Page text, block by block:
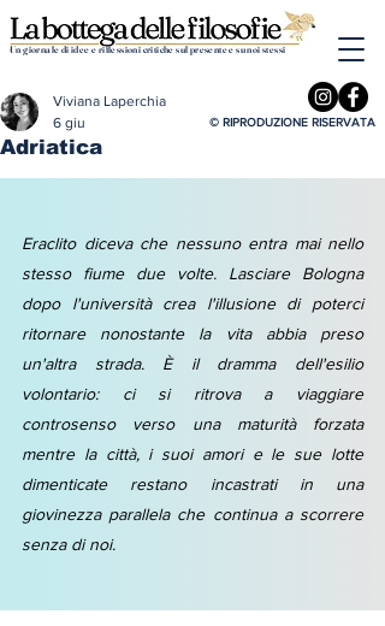
Un giornale di idee e riflessioni critiche sul presente e su noi stessi
Adriatica
Viviana Laperchia
6 giu
Eraclito diceva che nessuno entra mai nello
stesso fiume due volte. Lasciare Bologna
dopo l'università crea l'illusione di poterci
ritornare nonostante la vita abbia preso
un'altra strada. È il dramma dell'esilio
volontario: ci si ritrova a viaggiare
controsenso verso una maturità forzata
mentre la città, i suoi amori e le sue lotte
dimenticate restano incastrati in una
giovinezza parallela che continua a scorrere
senza di noi.
© RIPRODUZIONE RISERVATA